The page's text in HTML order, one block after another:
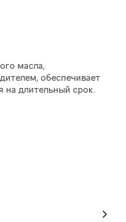
масла,
обеспечивает
на длительный срок.